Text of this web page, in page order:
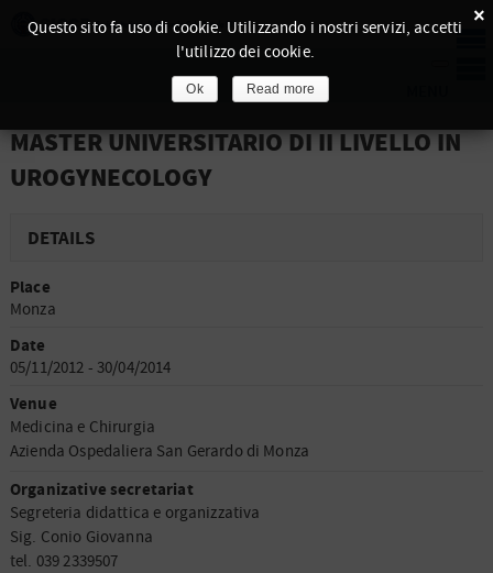
MASTER UNIVERSITARIO DI II LIVELLO IN
UROGYNECOLOGY
DETAILS
Place
Monza
Date
05/11/2012 - 30/04/2014
Venue
Medicina e Chirurgia
Azienda Ospedaliera San Gerardo di Monza
Organizative secretariat
Segreteria didattica e organizzativa
Sig. Conio Giovanna
tel. 039 2339507
×
Questo sito fa uso di cookie. Utilizzando i nostri servizi, accetti
l'utilizzo dei cookie.
Ok Read more